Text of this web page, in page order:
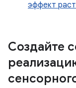
эффект
Создайте